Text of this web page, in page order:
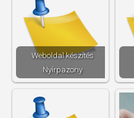
Weboldal készítés​
Nyírpazony